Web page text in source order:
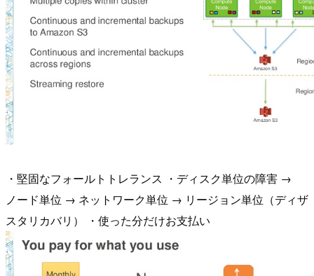
・堅固なフォールトトレランス ・ディスク単位の障害 →
ノード単位 → ネットワーク単位 → リージョン単位（ディザ
スタリカバリ） ・使った分だけお支払い